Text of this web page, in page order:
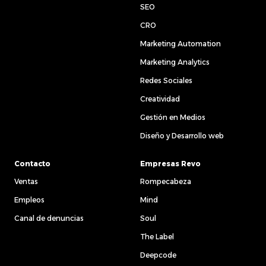
SEO
CRO
Marketing Automation
Marketing Analytics
Redes Sociales
Creatividad
Gestión en Medios
Diseño y Desarrollo web
Contacto
Ventas
Empleos
Canal de denuncias
Empresas Revo
Rompecabeza
Mind
Soul
The Label
Deepcode